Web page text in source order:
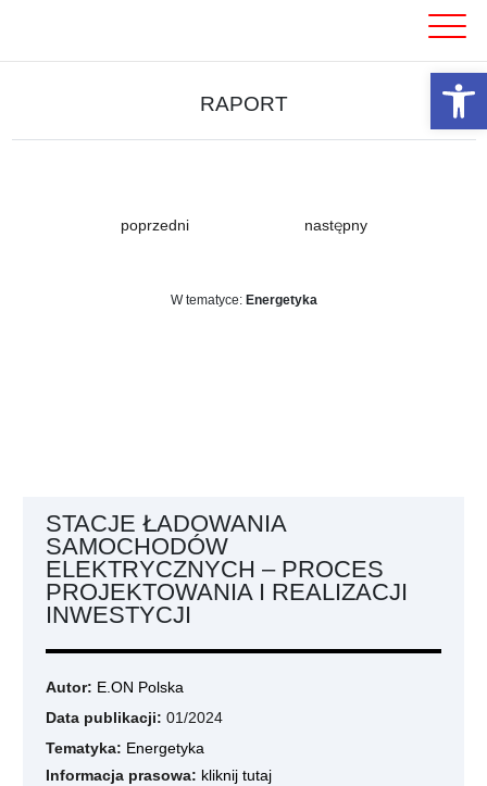
RAPORT
poprzedni następny
W tematyce: Energetyka
STACJE ŁADOWANIA
SAMOCHODÓW
ELEKTRYCZNYCH – PROCES
PROJEKTOWANIA I REALIZACJI
INWESTYCJI
Autor: E.ON Polska
Data publikacji: 01/2024
Tematyka: Energetyka
Informacja prasowa: kliknij tutaj